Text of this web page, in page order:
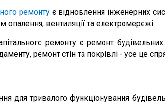
ремонту є відновлення інженерних
опалення, вентиляції та електромережі.
ремонту є ремонт
ремонт стін та покрівлі - усе це
для тривалого функціонування